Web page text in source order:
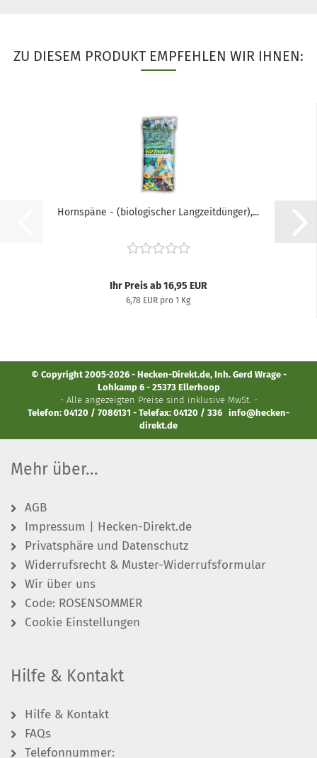
ZU DIESEM PRODUKT EMPFEHLEN WIR IHNEN:
Hornspäne - (biologischer Langzeitdünger),...
Ihr Preis ab 16,95 EUR
6,78 EUR pro 1 Kg
© Copyright 2005-2026 - Hecken-Direkt.de, Inh. Gerd Wrage -
Lohkamp 6 - 25373 Ellerhoop
- Alle angezeigten Preise sind inklusive MwSt. -
Telefon: 04120 / 7086131 - Telefax: 04120 / 336 info@hecken-
direkt.de
Mehr über...
AGB
Impressum | Hecken-Direkt.de
Privatsphäre und Datenschutz
Widerrufsrecht & Muster-Widerrufsformular
Wir über uns
Code: ROSENSOMMER
Cookie Einstellungen
Hilfe & Kontakt
Hilfe & Kontakt
FAQs
Telefonnummer: